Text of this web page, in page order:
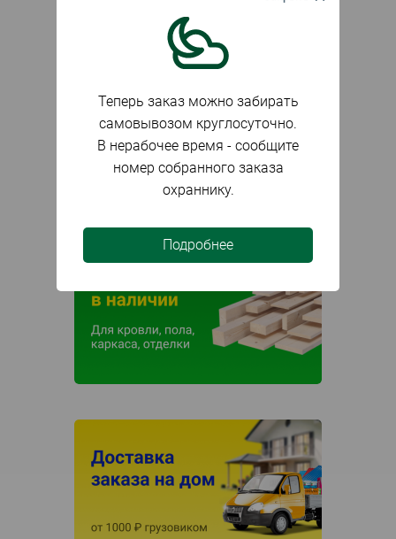
Теперь заказ можно забирать
самовывозом круглосуточно.
В нерабочее время - сообщите
номер собранного заказа
охраннику.
Подробнее